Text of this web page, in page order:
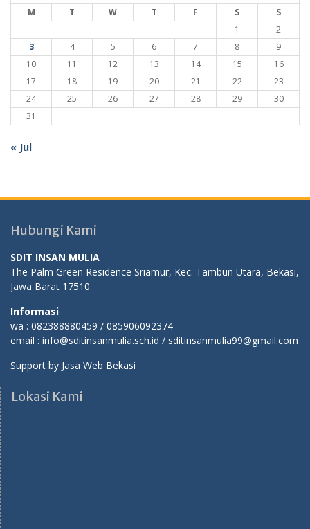
M T W T F S
S
1
2
3
4 5 6 7 8
9
10
11 12 13 14 15
16
17
18 19 20 21 22
23
24
25 26 27 28 29
30
31
« Jul
Hubungi Kami
SDIT INSAN MULIA
The Palm Green Residence Sriamur, Kec. Tambun Utara, Bekasi,
Jawa Barat 17510
Informasi
wa : 082388880459 / 085906092374
email : info@sditinsanmulia.sch.id / sditinsanmulia99@gmail.com
Support by Jasa Web Bekasi
Lokasi Kami